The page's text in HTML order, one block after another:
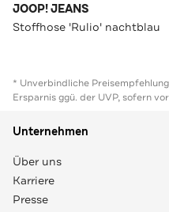
JOOP! JEANS
Stoffhose 'Rulio' nachtblau
* Unverbindliche
Ersparnis ggü. der UVP, sofern
Unternehmen
Über uns
Karriere
Presse